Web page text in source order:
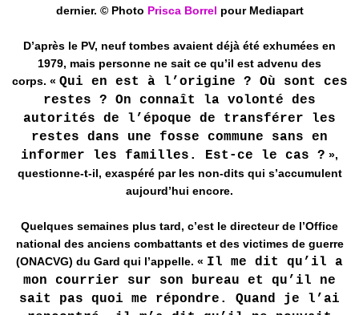
dernier. © Photo Prisca Borrel pour Mediapart
D’après le PV, neuf tombes avaient déjà été exhumées en
1979, mais personne ne sait ce qu’il est advenu des
corps. « Qui en est à l’origine ? Où sont ces
restes ? On connaît la volonté des
autorités de l’époque de transférer les
restes dans une fosse commune sans en
informer les familles. Est-ce le cas ? »,
questionne-t-il, exaspéré par les non-dits qui s’accumulent
aujourd’hui encore.
Quelques semaines plus tard, c’est le directeur de l’Office
national des anciens combattants et des victimes de guerre
(ONACVG) du Gard qui l’appelle. « Il me dit qu’il a
mon courrier sur son bureau et qu’il ne
sait pas quoi me répondre. Quand je l’ai